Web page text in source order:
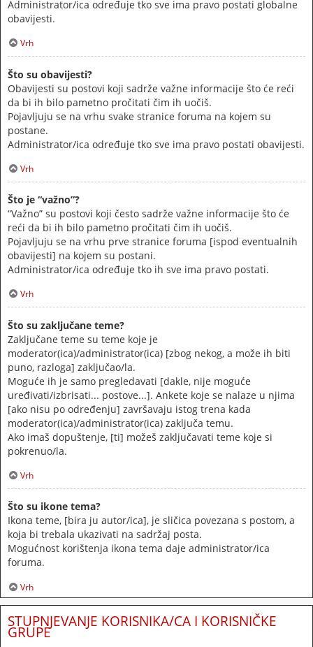
Administrator/ica određuje tko sve ima pravo postati globalne
obavijesti.
Vrh
Što su obavijesti?
Obavijesti su postovi koji sadrže važne informacije što će reći
da bi ih bilo pametno pročitati čim ih uočiš.
Pojavljuju se na vrhu svake stranice foruma na kojem su
postane.
Administrator/ica određuje tko sve ima pravo postati obavijesti.
Vrh
Što je “važno”?
“Važno” su postovi koji često sadrže važne informacije što će
reći da bi ih bilo pametno pročitati čim ih uočiš.
Pojavljuju se na vrhu prve stranice foruma [ispod eventualnih
obavijesti] na kojem su postani.
Administrator/ica određuje tko ih sve ima pravo postati.
Vrh
Što su zaključane teme?
Zaključane teme su teme koje je
moderator(ica)/administrator(ica) [zbog nekog, a može ih biti
puno, razloga] zaključao/la.
Moguće ih je samo pregledavati [dakle, nije moguće
uređivati/izbrisati... postove...]. Ankete koje se nalaze u njima
[ako nisu po određenju] završavaju istog trena kada
moderator(ica)/administrator(ica) zaključa temu.
Ako imaš dopuštenje, [ti] možeš zaključavati teme koje si
pokrenuo/la.
Vrh
Što su ikone tema?
Ikona teme, [bira ju autor/ica], je sličica povezana s postom, a
koja bi trebala ukazivati na sadržaj posta.
Mogućnost korištenja ikona tema daje administrator/ica
foruma.
Vrh
STUPNJEVANJE KORISNIKA/CA I KORISNIČKE
GRUPE